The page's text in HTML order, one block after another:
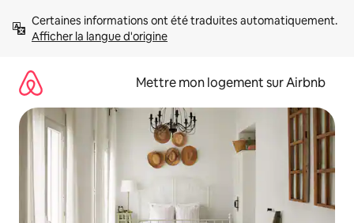
directement
Afficher la langue d'origine
Mettre mon logement sur Airbnb